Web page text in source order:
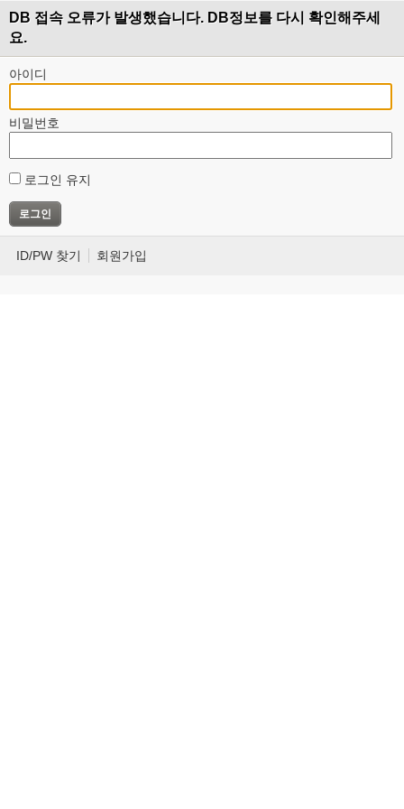
DB 접속 오류가 발생했습니다. DB정보를 다시 확인해주세
요.
아이디
비밀번호
로그인 유지
ID/PW 찾기 회원가입